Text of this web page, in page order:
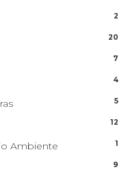
2
20
7
4
5
12
Ambiente 1
9